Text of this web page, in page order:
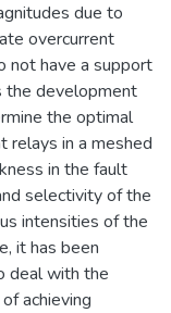
due to
overcurrent
not have a support
the development
the optimal
relays in a meshed
in the fault
selectivity of the
intensities of the
it has been
deal with the
achieving